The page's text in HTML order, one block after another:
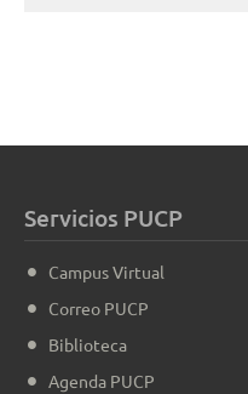
Servicios PUCP
Campus Virtual
Correo PUCP
Biblioteca
Agenda PUCP